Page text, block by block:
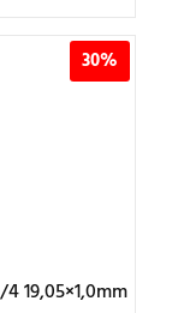
30%
4 19,05×1,0mm